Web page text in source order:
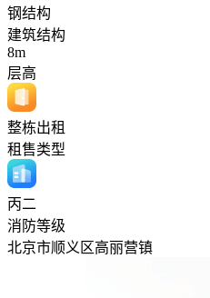
钢结构
建筑结构
8m
层高
整栋出租
租售类型
丙二
消防等级
北京市顺义区高丽营镇